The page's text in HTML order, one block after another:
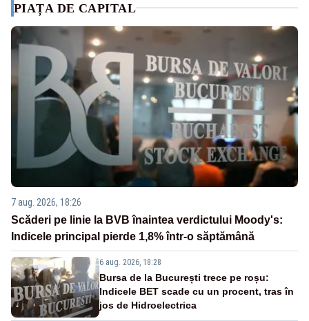
PIAȚA DE CAPITAL
7 aug. 2026, 18:26
Scăderi pe linie la BVB înaintea verdictului Moody's:
Indicele principal pierde 1,8% într-o săptămână
6 aug. 2026, 18:28
Bursa de la București trece pe roșu:
Indicele BET scade cu un procent, tras în
jos de Hidroelectrica